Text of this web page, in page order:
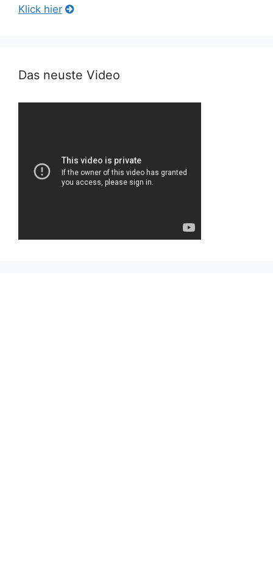
Klick hier
Das neuste Video